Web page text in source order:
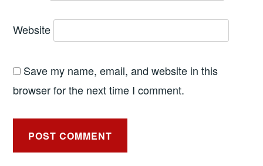
Website
Save my name, email, and website in this
browser for the next time I comment.